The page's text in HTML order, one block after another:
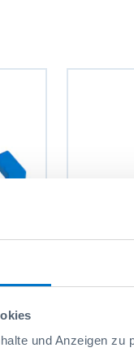
und Anzeigen
CHF
Grande